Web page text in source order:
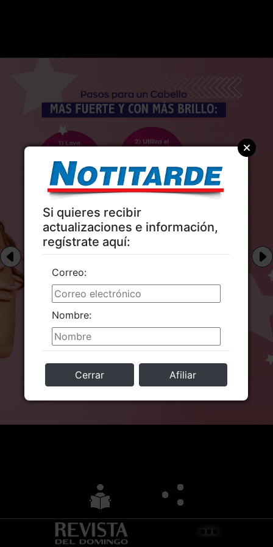
Si quieres recibir
actualizaciones e información,
regístrate aquí:
Nombre:
Correo:
Cerrar Afiliar